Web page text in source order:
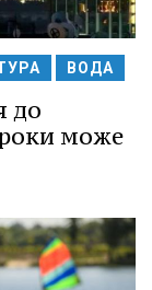
ВОДА
до
може